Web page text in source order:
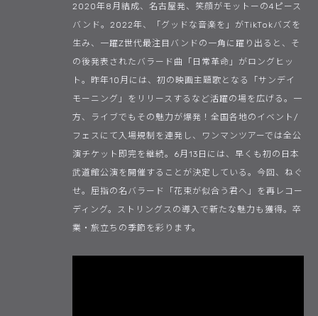
2020年8月結成、名古屋発、笑顔がモットーの4ピース
バンド。2022年、「グッドな音楽を」がTikTokバズを
生み、一躍Z世代最注目バンドの一角に躍り出ると、そ
の後発表されたバラード曲「日常革命」がロングヒッ
ト。昨年10月には、初の映画主題歌となる「サンデイ
モーニング」をリリースするなど活躍の場を広げる。一
方、ライブでもその魅力が爆発！全国各地のイベント/
フェスにて入場規制を連発し、ワンマンツアーでは全公
演チケット即完を継続。6月13日には、早くも初の日本
武道館公演を開催することが決定している。今回、ねぐ
せ。屈指の名バラード「花束が似合う君へ」を再レコー
ディング。ストリングスの導入で新たな魅力も獲得。卒
業・旅立ちの季節を彩ります。